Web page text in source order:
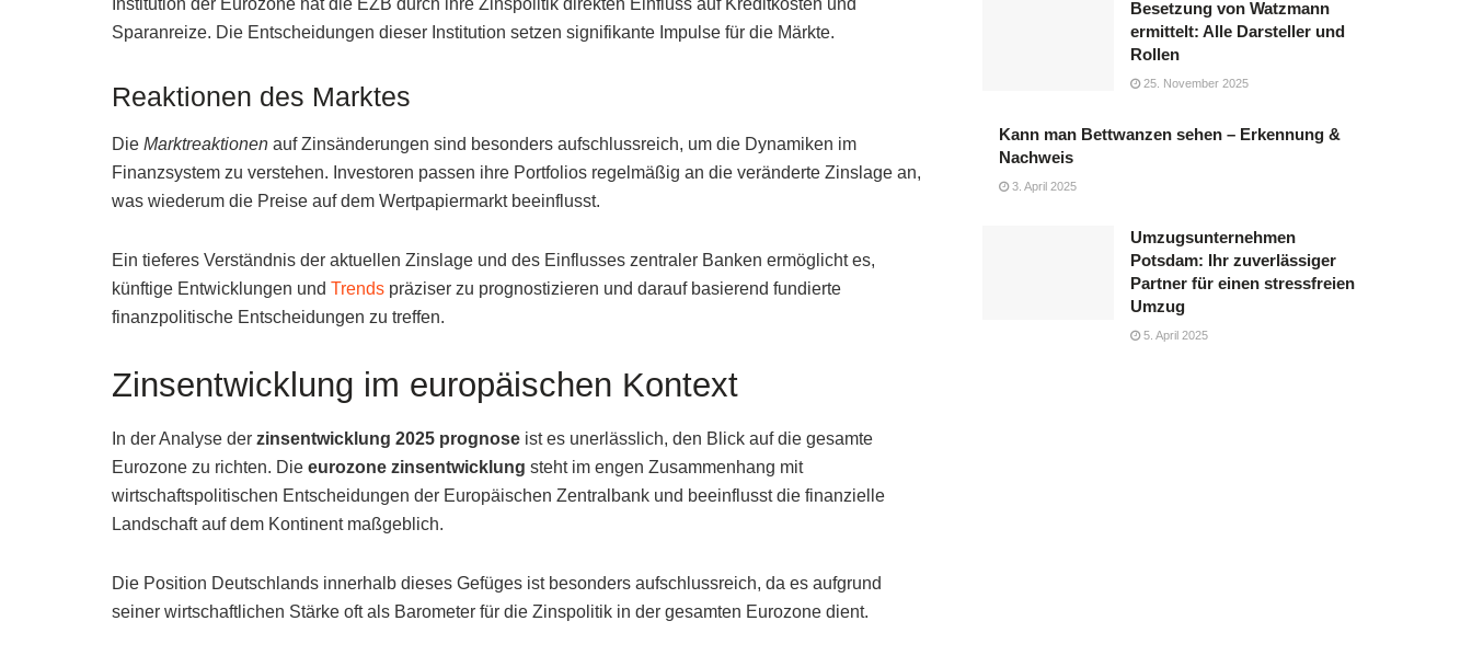
Institution der Eurozone hat die EZB durch ihre Zinspolitik direkten Einfluss auf Kreditkosten und
Sparanreize. Die Entscheidungen dieser Institution setzen signifikante Impulse für die Märkte.
Reaktionen des Marktes
Die Marktreaktionen auf Zinsänderungen sind besonders aufschlussreich, um die Dynamiken im
Finanzsystem zu verstehen. Investoren passen ihre Portfolios regelmäßig an die veränderte Zinslage an,
was wiederum die Preise auf dem Wertpapiermarkt beeinflusst.
Ein tieferes Verständnis der aktuellen Zinslage und des Einflusses zentraler Banken ermöglicht es,
künftige Entwicklungen und Trends präziser zu prognostizieren und darauf basierend fundierte
finanzpolitische Entscheidungen zu treffen.
Zinsentwicklung im europäischen Kontext
In der Analyse der zinsentwicklung 2025 prognose ist es unerlässlich, den Blick auf die gesamte
Eurozone zu richten. Die eurozone zinsentwicklung steht im engen Zusammenhang mit
wirtschaftspolitischen Entscheidungen der Europäischen Zentralbank und beeinflusst die finanzielle
Landschaft auf dem Kontinent maßgeblich.
Die Position Deutschlands innerhalb dieses Gefüges ist besonders aufschlussreich, da es aufgrund
seiner wirtschaftlichen Stärke oft als Barometer für die Zinspolitik in der gesamten Eurozone dient.
Besetzung von Watzmann
ermittelt: Alle Darsteller und
Rollen
25. November 2025
Kann man Bettwanzen sehen – Erkennung &
Nachweis
3. April 2025
Umzugsunternehmen
Potsdam: Ihr zuverlässiger
Partner für einen stressfreien
Umzug
5. April 2025